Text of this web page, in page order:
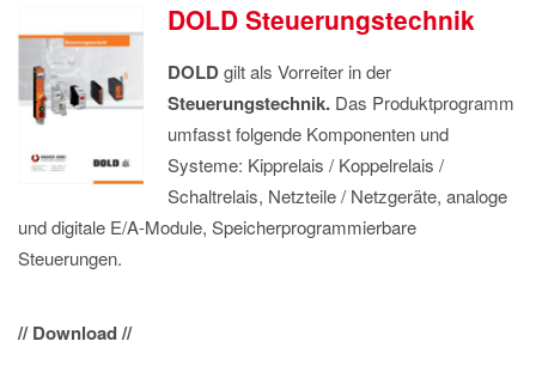
DOLD Steuerungstechnik
DOLDgilt als Vorreiter in der
Steuerungstechnik. Das Produktprogramm
umfasst folgende Komponenten und
Systeme: Kipprelais / Koppelrelais /
Schaltrelais, Netzteile / Netzgeräte, analoge
und digitale E/A-Module, Speicherprogrammierbare
Steuerungen.
// Download //